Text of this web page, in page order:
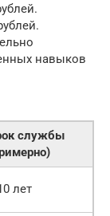
навыков
службы
лет